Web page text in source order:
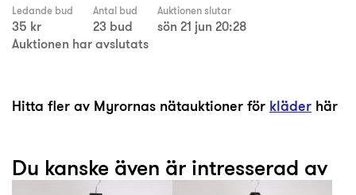
Ledande bud
35 kr
Antal bud
23 bud
Auktionen slutar
sön 21 jun 20:28
Auktionen har avslutats
Hitta fler av Myrornas nätauktioner för kläder här
Du kanske även är intresserad av